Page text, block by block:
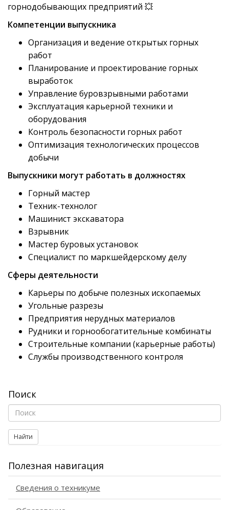
горнодобывающих предприятий 💥
Компетенции выпускника
Организация и ведение открытых горных
работ
Планирование и проектирование горных
выработок
Управление буровзрывными работами
Эксплуатация карьерной техники и
оборудования
Контроль безопасности горных работ
Оптимизация технологических процессов
добычи
Выпускники могут работать в должностях
Горный мастер
Техник-технолог
Машинист экскаватора
Взрывник
Мастер буровых установок
Специалист по маркшейдерскому делу
Сферы деятельности
Карьеры по добыче полезных ископаемых
Угольные разрезы
Предприятия нерудных материалов
Рудники и горнообогатительные комбинаты
Строительные компании (карьерные работы)
Службы производственного контроля
Поиск
Найти
Полезная навигация
Сведения о техникуме